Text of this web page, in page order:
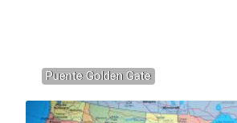
Puente Golden Gate